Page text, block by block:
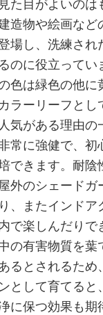
た目がよいのは
造物や絵画など
場し、洗練され
のに役立ってい
色は緑色の他に
ラーリーフとし
気がある理由の
常に強健で、初
できます。耐陰
外のシェードガ
、またインドア
で楽しんだりで
の有害物質を葉
るとされるため
として育てると
に保つ効果も期